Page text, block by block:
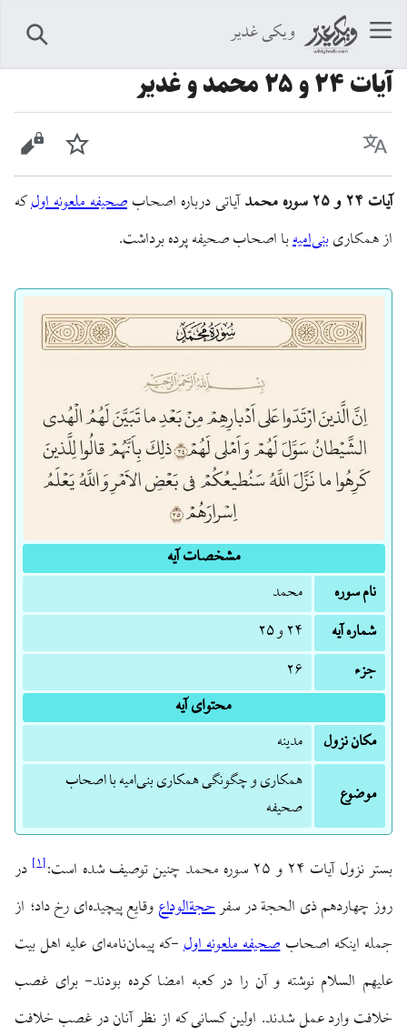
ویکی غدیر
آيات ۲۴ و ۲۵ محمد و غدیر
زبان پیگیری
آیات ۲۴ و ۲۵ سوره محمد آیاتی درباره اصحابصحیفه ملعونه اولکه
از همکاریبنی‌امیهبا اصحاب صحیفه پرده برداشت.
مشخصات آیه
نام سوره
محمد
شماره آیه
۲۴ و ۲۵
جزء
۲۶
محتوای آیه
مکان نزول
مدینه
موضوع
همکاری و چگونگی همکاری بنی‌امیه با اصحاب
صحیفه
بستر نزول آیات ۲۴ و ۲۵ سوره محمد چنین توصیف شده است: [۱] در
روز چهاردهم ذی الحجة در سفرحجةالوداعوقایع پیچیده‌ای رخ داد؛ از
جمله اینکه اصحابصحیفه ملعونه اول-که پیمان‌نامه‌ای علیه اهل بیت
علیهم السلام نوشته و آن را در کعبه امضا کرده بودند- برای غصب
خلافت وارد عمل شدند. اولین کسانی که از نظر آنان در غصب خلافت